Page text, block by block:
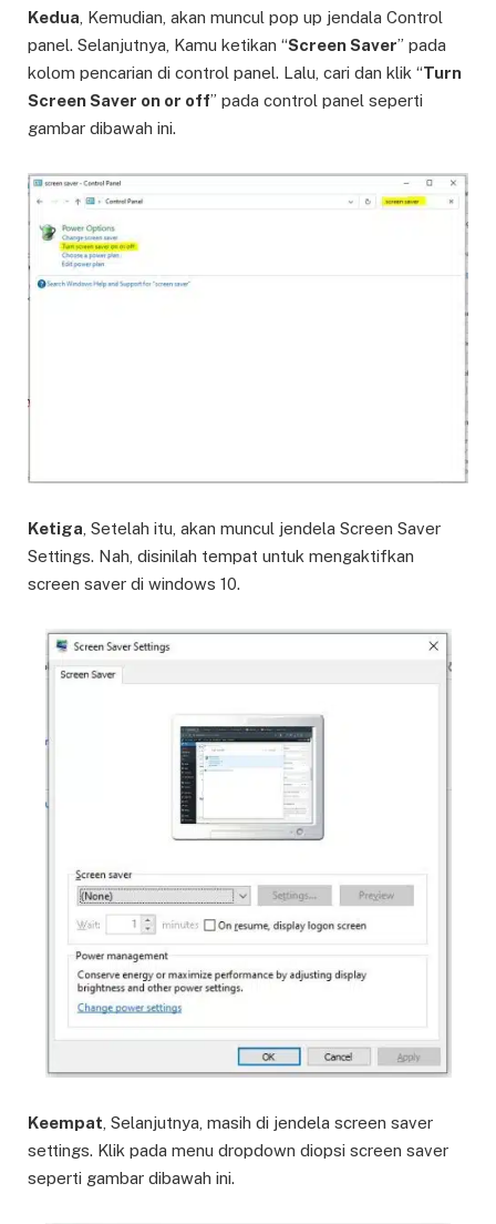
Kedua , Kemudian, akan muncul pop up jendala Control
panel. Selanjutnya, Kamu ketikan “Screen Saver” pada
kolom pencarian di control panel. Lalu, cari dan klik “Turn
Screen Saver on or off” pada control panel seperti
gambar dibawah ini.
Ketiga , Setelah itu, akan muncul jendela Screen Saver
Settings. Nah, disinilah tempat untuk mengaktifkan
screen saver di windows 10.
Keempat , Selanjutnya, masih di jendela screen saver
settings. Klik pada menu dropdown diopsi screen saver
seperti gambar dibawah ini.